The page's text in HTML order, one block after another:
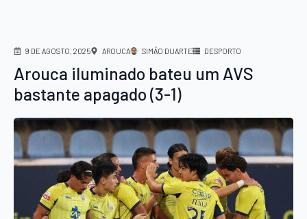
9 DE AGOSTO, 2025 AROUCA SIMÃO DUARTE DESPORTO
Arouca iluminado bateu um AVS
bastante apagado (3-1)